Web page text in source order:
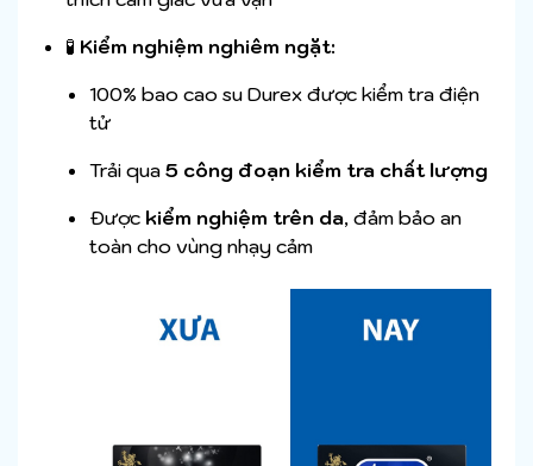
🧪 Kiểm nghiệm nghiêm ngặt:
100% bao cao su Durex được kiểm tra điện
tử
Trải qua 5 công đoạn kiểm tra chất lượng
Được kiểm nghiệm trên da, đảm bảo an
toàn cho vùng nhạy cảm